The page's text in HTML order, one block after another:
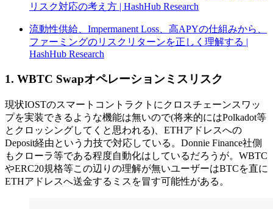
リスク対応の考え方 | HashHub Research
流動性供給、Impermanent Loss、高APYの仕組みから、
ファーミングのリスクリターンを正しく理解する |
HashHub Research
1. WBTC Swapオペレーションミスリスク
現状IOSTのスマートコントラクトにクロスチェーンスワッ
プを実装できるような機能は無いので(将来的にはPolkadot等
とクロッシングしてくと思われる)、ETHアドレスへの
Deposit経由という力技で対応している。Donnie Finance社側
もクローラ等である程度自動化はしているだろうが。WBTC
やERC20規格等この辺りの理解が無いユーザーはBTCを直に
ETHアドレスへ送金するミスを冒す可能性がある。